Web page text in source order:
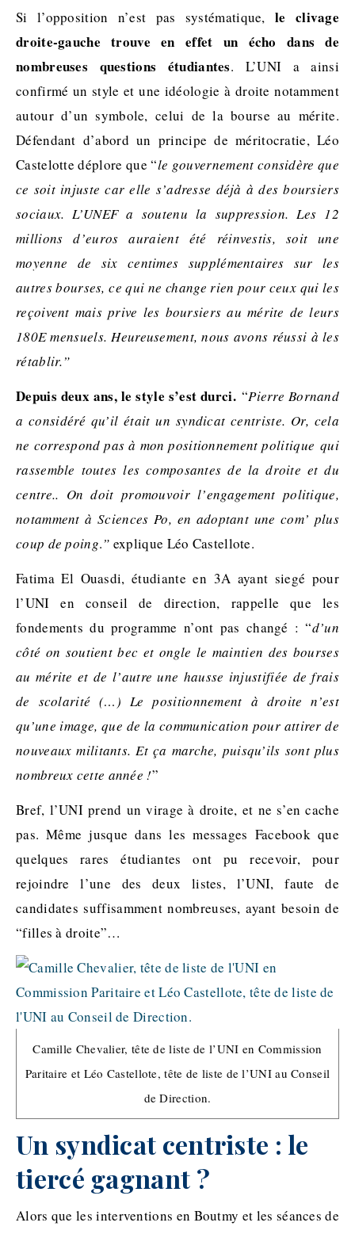
Si l’opposition n’est pas systématique, le clivage
droite-gauche trouve en effet un écho dans de
nombreuses questions étudiantes. L’UNI a ainsi
confirmé un style et une idéologie à droite notamment
autour d’un symbole, celui de la bourse au mérite.
Défendant d’abord un principe de méritocratie, Léo
Castelotte déplore que “le gouvernement considère que
ce soit injuste car elle s’adresse déjà à des boursiers
sociaux. L’UNEF a soutenu la suppression. Les 12
millions d’euros auraient été réinvestis, soit une
moyenne de six centimes supplémentaires sur les
autres bourses, ce qui ne change rien pour ceux qui les
reçoivent mais prive les boursiers au mérite de leurs
180E mensuels. Heureusement, nous avons réussi à les
rétablir.”
Depuis deux ans, le style s’est durci. “Pierre Bornand
a considéré qu’il était un syndicat centriste. Or, cela
ne correspond pas à mon positionnement politique qui
rassemble toutes les composantes de la droite et du
centre.. On doit promouvoir l’engagement politique,
notamment à Sciences Po, en adoptant une com’ plus
coup de poing.” explique Léo Castellote.
Fatima El Ouasdi, étudiante en 3A ayant siegé pour
l’UNI en conseil de direction, rappelle que les
fondements du programme n’ont pas changé : “d’un
côté on soutient bec et ongle le maintien des bourses
au mérite et de l’autre une hausse injustifiée de frais
de scolarité (…) Le positionnement à droite n’est
qu’une image, que de la communication pour attirer de
nouveaux militants. Et ça marche, puisqu’ils sont plus
nombreux cette année !”
Bref, l’UNI prend un virage à droite, et ne s’en cache
pas. Même jusque dans les messages Facebook que
quelques rares étudiantes ont pu recevoir, pour
rejoindre l’une des deux listes, l’UNI, faute de
candidates suffisamment nombreuses, ayant besoin de
“filles à droite”…
Camille Chevalier, tête de liste de l’UNI en Commission
Paritaire et Léo Castellote, tête de liste de l’UNI au Conseil
de Direction.
Un syndicat centriste : le
tiercé gagnant ?
Alors que les interventions en Boutmy et les séances de